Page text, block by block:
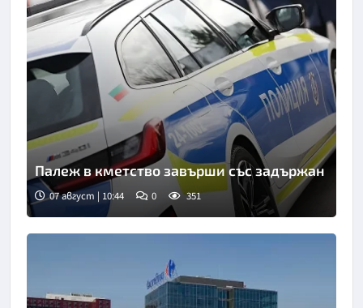
Снимка: БТА
Палеж в кметство завърши със задържан
07 август | 10:44 0 351